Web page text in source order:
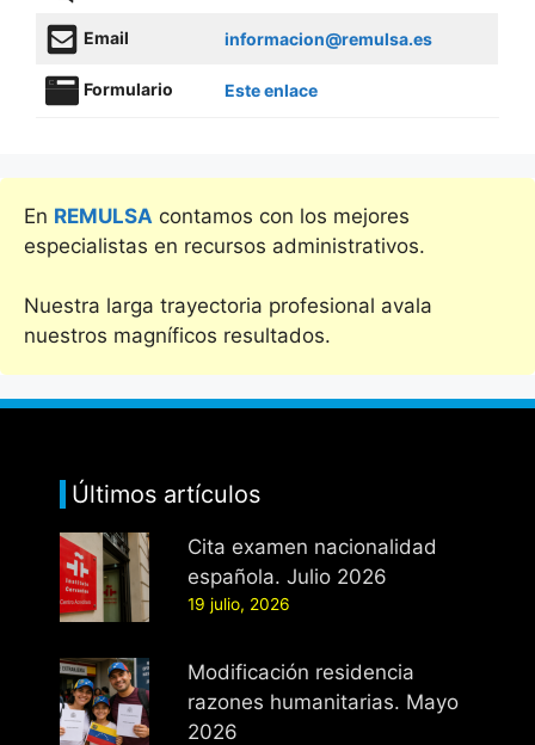
Email informacion@remulsa.es
Formulario Este enlace
En REMULSA contamos con los mejores
especialistas en recursos administrativos.
Nuestra larga trayectoria profesional avala
nuestros magníficos resultados.
Últimos artículos
Cita examen nacionalidad
española. Julio 2026
19 julio, 2026
Modificación residencia
razones humanitarias. Mayo
2026